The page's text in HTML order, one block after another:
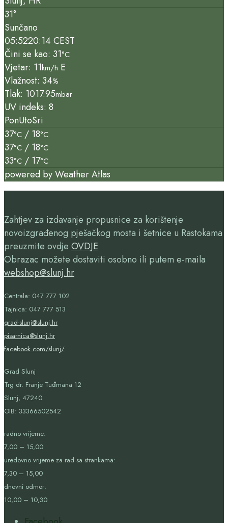
31°
Sunčano
05:5220:14 CEST
Čini se kao: 31°C
Vjetar: 11km/h E
Vlažnost: 34%
Tlak: 1017.95mbar
UV indeks: 8
PonUtoSri
37°C / 18°C
37°C / 18°C
33°C / 17°C
powered byWeather Atlas
Zahtjev za izdavanje propusnice za korištenje
novoizgrađenog pješačkog mosta i šetnice u Rastokama
preuzmite ovdje OVDJE
Obrazac možete dostaviti osobno ili putem e-maila
webshop@slunj.hr
Centrala: 047 777 102
Tajnica: 047 777 513
grad-slunj@slunj.hr
pisarnica@slunj.hr
facebook.com/slunj/
Grad Slunj
Trg dr. Franje Tuđmana 12
Slunj, 47240
OIB: 33366502542
radno vrijeme:
7,00 – 15,00
uredovno vrijeme za rad sa strankama:
7,30 – 15,00
dnevni odmor:
10,00 – 10,30